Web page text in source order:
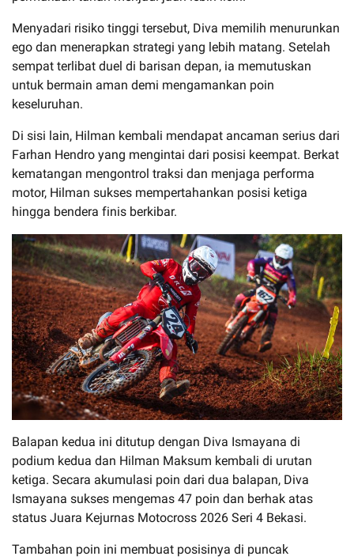
Menyadari risiko tinggi tersebut, Diva memilih menurunkan
ego dan menerapkan strategi yang lebih matang. Setelah
sempat terlibat duel di barisan depan, ia memutuskan
untuk bermain aman demi mengamankan poin
keseluruhan.
Di sisi lain, Hilman kembali mendapat ancaman serius dari
Farhan Hendro yang mengintai dari posisi keempat. Berkat
kematangan mengontrol traksi dan menjaga performa
motor, Hilman sukses mempertahankan posisi ketiga
hingga bendera finis berkibar.
Balapan kedua ini ditutup dengan Diva Ismayana di
podium kedua dan Hilman Maksum kembali di urutan
ketiga. Secara akumulasi poin dari dua balapan, Diva
Ismayana sukses mengemas 47 poin dan berhak atas
status Juara Kejurnas Motocross 2026 Seri 4 Bekasi.
Tambahan poin ini membuat posisinya di puncak